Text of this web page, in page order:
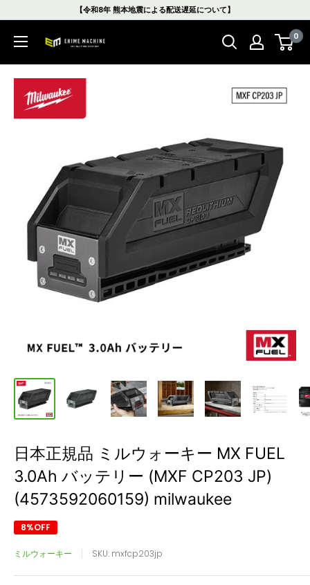
ン
【令和8年 熊本地震による配送遅延について】
エ
マ
シ
0
日本正規品 ミルウォーキー MX FUEL
3.0Ah バッテリー (MXF CP203 JP)
(4573592060159) milwaukee
8%OFF
ミルウォーキー SKU: mxfcp203jp